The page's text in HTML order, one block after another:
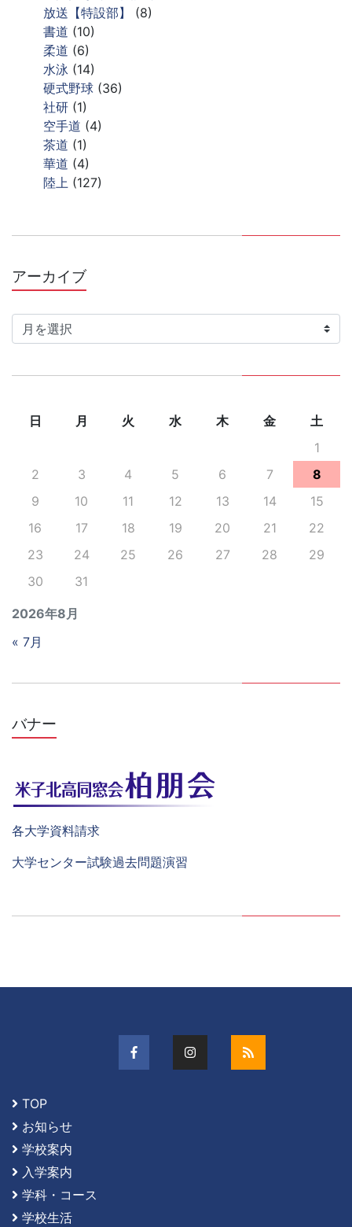
放送【特設部】
(8)
書道 (10)
柔道 (6)
水泳 (14)
硬式野球 (36)
社研 (1)
空手道 (4)
茶道 (1)
華道 (4)
陸上 (127)
アーカイブア
ー
カ
2026年8月
日 月 火 水 木 金
土
1
2
3 4 5 6 7
8
9
10 11 12 13 14
15
16
17 18 19 20 21
22
23
24 25 26 27 28
29
30
31
« 7月
バナー
各大学資料請求
大学センター試験過去問題演習
TOP
お知らせ
学校案内
入学案内
学科・コース
学校生活